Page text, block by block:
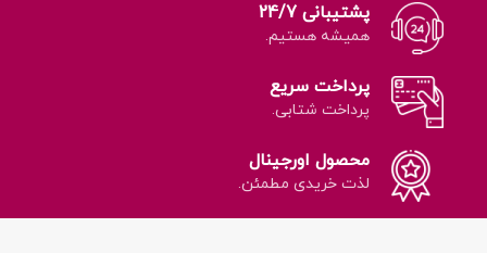
پشتیبانی 24/7
همیشه هستیم.
پرداخت سریع
پرداخت شتابی.
محصول اورجینال
لذت خریدی مطمئن.